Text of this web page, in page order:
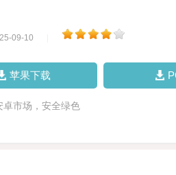
09-10
苹果下载
卓市场，安全绿色